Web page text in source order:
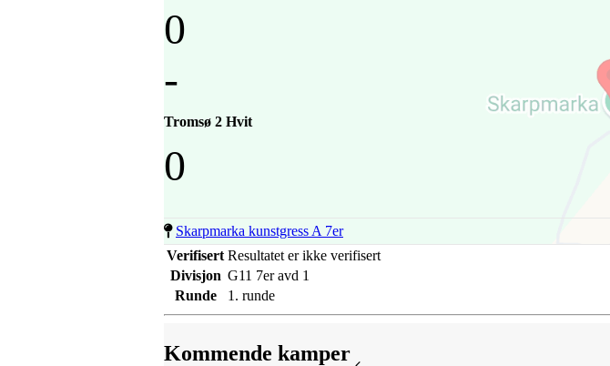
0
-
Tromsø 2 Hvit
0
Skarpmarka kunstgress A 7er
Verifisert Resultatet er ikke verifisert
Divisjon G11 7er avd 1
Runde
1. runde
Kommende kamper